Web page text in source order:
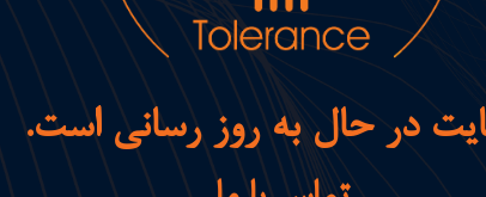
در حال به روز رسانی است.